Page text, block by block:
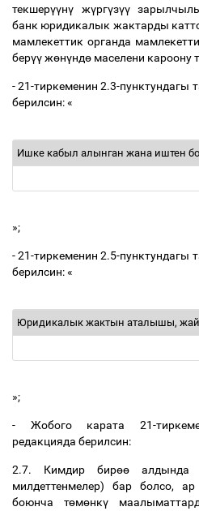
текшерүүнү жүргүзүү
банк юридикалык жактарды
мамлекеттик органда
берүүжөнүндө маселени кароону
- 21-тиркеменин 2.3-пунктундагы
берилсин: «
Ишке кабыл алынган жана иштен
»;
- 21-тиркеменин 2.5-пунктундагы
берилсин: «
Юридикалык жактын аталышы,
»;
- Жобого карата 21-
редакцияда берилсин:
2.7. Кимдир бирөө алдында
милдеттенмелер) бар болсо,
боюнча төмөнкү